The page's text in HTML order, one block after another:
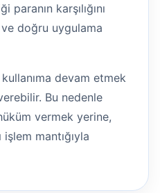
paranın karşılığını
doğru uygulama
kullanıma devam etmek
Bu nedenle
vermek yerine,
mantığıyla